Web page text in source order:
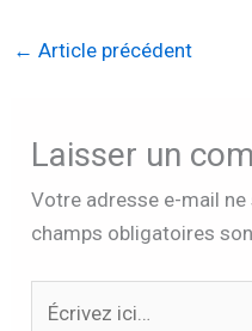
← Article précédent
Laisser un
Votre adresse e-mail ne
champs obligatoires